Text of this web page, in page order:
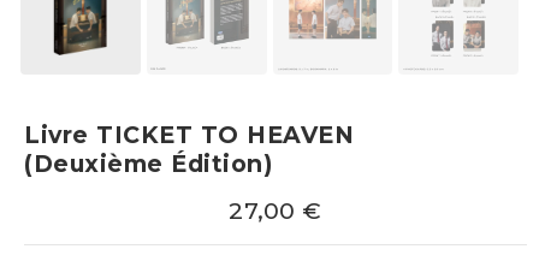
Livre TICKET TO HEAVEN
(deuxième Édition)
27,00 €